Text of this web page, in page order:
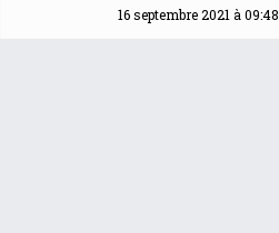
16 septembre 2021 à 09:48